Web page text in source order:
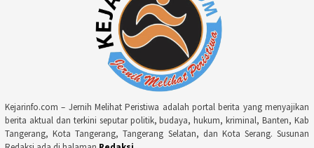
Kejarinfo.com – Jernih Melihat Peristiwa adalah portal berita yang menyajikan
berita aktual dan terkini seputar politik, budaya, hukum, kriminal, Banten, Kab
Tangerang, Kota Tangerang, Tangerang Selatan, dan Kota Serang. Susunan